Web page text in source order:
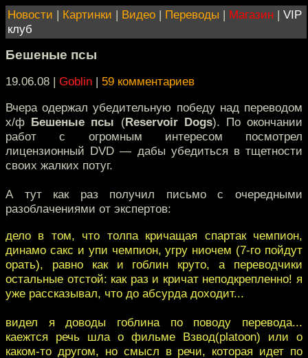
Новости | Картинки | Видео | Переводы | Магазин | VIP
клуб
Бешеные псы
19.06.08 | Goblin | 59 комментариев
Вчера одержал убедительную победу над переводом
х/ф Бешеные псы (Reservoir Dogs). По окончании
работ с огромным интересом посмотрел
лицензионный DVD — дабы убедиться в тщетности
своих жалких потуг.
А тут как раз получил письмо с очередными
разоблачениями от экспертов:
дело в том, что толпа кричащая спартак чемпион,
динамо сакс и упи чемпион, угру ниочем (7-го пойдут
орать), равно как и гоблин круто, а переводчики
остальные отстой: как раз и кричат неподкрепленно! я
уже рассказывал, что до абсурда доходит...
видел я доводы гоблина по поводу перевода...
каежтся речь шла о фильме Взвод(platoon) или о
каком-то другом, но смысл в речи, которая идет по